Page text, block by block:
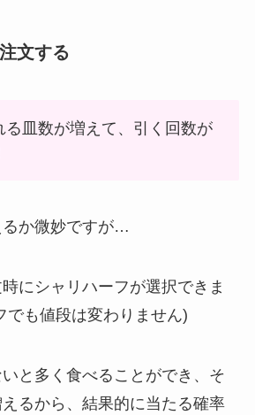
文する
る皿数が増えて、引く回数が
るか微妙ですが…
にシャリハーフが選択できま
でも値段は変わりません)
と多く食べることができ、そ
るから、結果的に当たる確率